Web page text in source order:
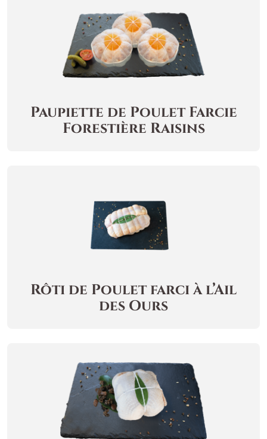
Paupiette de Poulet Farcie
Forestière Raisins
Rôti de Poulet farci à l’Ail
des Ours